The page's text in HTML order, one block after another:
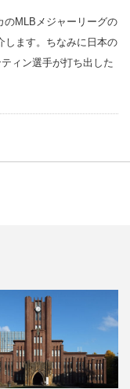
のMLBメジャーリーグの
します。ちなみに日本の
ィン選手が打ち出した